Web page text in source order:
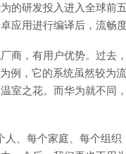
的研发投入进入全球前
应用进行编译后，流畅
商，有用户优势。过去
例，它的系统虽然较为
室之花。而华为就不同
人、每个家庭、每个组